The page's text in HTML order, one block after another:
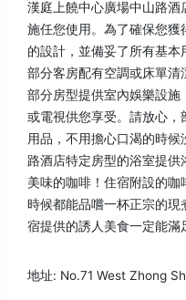
漢庭上饒中心廣場中山路酒
施任您使用。為了確保您獲
的設計，並備妥了所有基本
部分客房配有空調或床單清
部分房型提供室內娛樂設
或電視供您享受。請放心
用品，不用擔心口渴的時
路酒店特定房型的浴室提
美味的咖啡！住宿附設的
時候都能品嚐一杯正宗的現
宿提供的誘人美食一定能滿
地址: No.71 West Zhong